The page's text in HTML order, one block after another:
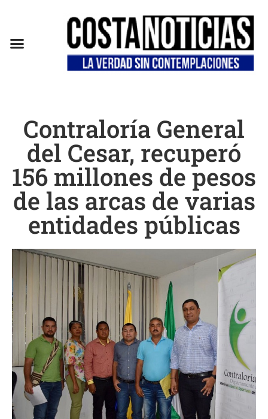
Contraloría General
del Cesar, recuperó
156 millones de pesos
de las arcas de varias
entidades públicas